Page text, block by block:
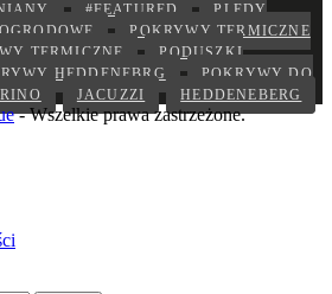
#FEATURED
PLEDY
POKRYWY TERMICZNE
TERMICZNE
PODUSZKI
HEDDENEBRG
POKRYWY DO
JACUZZI HEDDENEBERG
- Wszelkie prawa zastrzeżone.